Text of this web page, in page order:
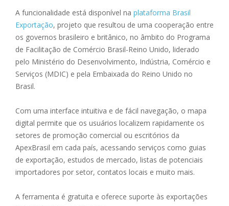
A funcionalidade está disponível na plataforma Brasil
Exportação, projeto que resultou de uma cooperação entre
os governos brasileiro e britânico, no âmbito do Programa
de Facilitação de Comércio Brasil-Reino Unido, liderado
pelo Ministério do Desenvolvimento, Indústria, Comércio e
Serviços (MDIC) e pela Embaixada do Reino Unido no
Brasil.
Com uma interface intuitiva e de fácil navegação, o mapa
digital permite que os usuários localizem rapidamente os
setores de promoção comercial ou escritórios da
ApexBrasil em cada país, acessando serviços como guias
de exportação, estudos de mercado, listas de potenciais
importadores por setor, contatos locais e muito mais.
A ferramenta é gratuita e oferece suporte às exportações